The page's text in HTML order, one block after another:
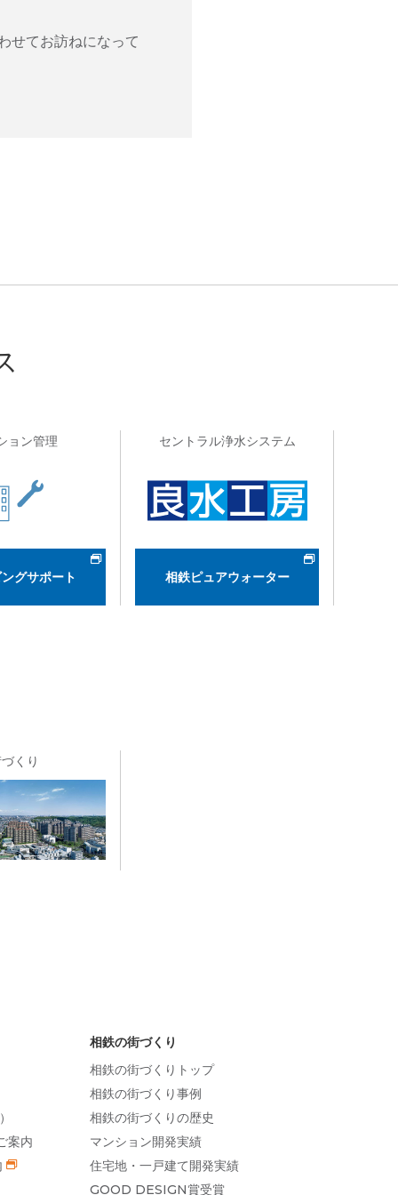
せてお訪ねになって
ョン管理
グサポート
セントラル浄水システム
相鉄ピュアウォーター
くり
案内
相鉄の街づくり
相鉄の街づくりトップ
相鉄の街づくり事例
相鉄の街づくりの歴史
マンション開発実績
住宅地・一戸建て開発実績
GOOD DESIGN賞受賞